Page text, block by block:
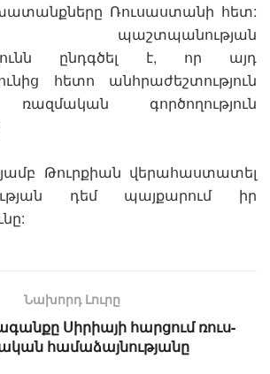
Ռուսաստանի հետ:
պաշտպանության
ընդգծել է, որ այդ
հետո անհրաժեշտություն
գործողություն
Թուրքիան վերահաստատել
դեմ պայքարում իր
Նախորդ Լուրը
Սիրիայի հարցում ռուս-
համաձայնությանը